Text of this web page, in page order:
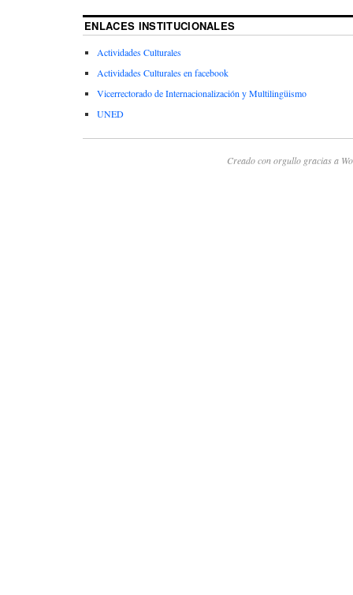
ENLACES INSTITUCIONALES
Actividades Culturales
Actividades Culturales en facebook
Vicerrectorado de Internacionalización y Multilingüismo
UNED
Creado con orgullo gracias a